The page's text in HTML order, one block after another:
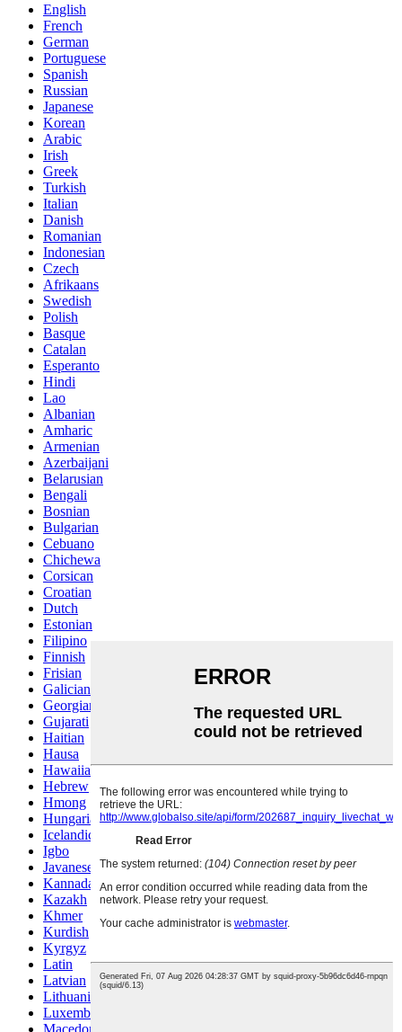
English
French
German
Portuguese
Spanish
Russian
Japanese
Korean
Arabic
Irish
Greek
Turkish
Italian
Danish
Romanian
Indonesian
Czech
Afrikaans
Swedish
Polish
Basque
Catalan
Esperanto
Hindi
Lao
Albanian
Amharic
Armenian
Azerbaijani
Belarusian
Bengali
Bosnian
Bulgarian
Cebuano
Chichewa
Corsican
Croatian
Dutch
Estonian
Filipino
Finnish
Frisian
Galician
Georgian
Gujarati
Haitian
Hausa
Hawaiian
Hebrew
Hmong
Hungarian
Icelandic
Igbo
Javanese
Kannada
Kazakh
Khmer
Kurdish
Kyrgyz
Latin
Latvian
Lithuanian
Luxembou..
Macedonian